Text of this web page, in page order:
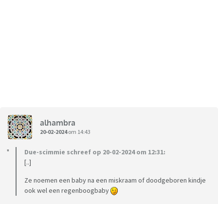
alhambra
20-02-2024om 14:43
Due-scimmie schreef op 20-02-2024 om 12:31:
[..]
Ze noemen een baby na een miskraam of doodgeboren kindje
ook wel een regenboogbaby